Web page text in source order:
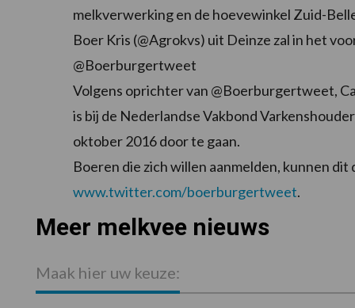
melkverwerking en de hoevewinkel Zuid-
Boer Kris (@Agrokvs) uit Deinze zal in het
@Boerburgertweet
Volgens oprichter van @Boerburgertweet,
is bij de Nederlandse Vakbond
oktober 2016 door te gaan.
Boeren die zich willen aanmelden, kunnen
www.twitter.com/boerburgertweet.
Meer melkvee nieuws
Maak hier uw keuze: